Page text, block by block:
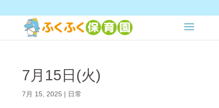
7月15日(火)
7月 15, 2025 | 日常